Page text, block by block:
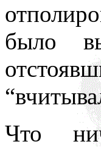
было
Что